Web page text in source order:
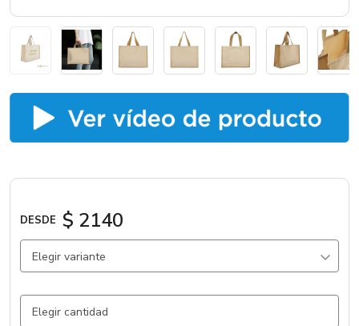
DESDE $ 2140
Elegir variante
Natural / Natural / . 2643 un.